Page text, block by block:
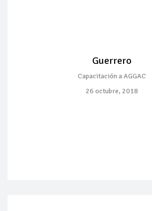
Guerrero
Capacitación a AGGAC
26 octubre, 2018